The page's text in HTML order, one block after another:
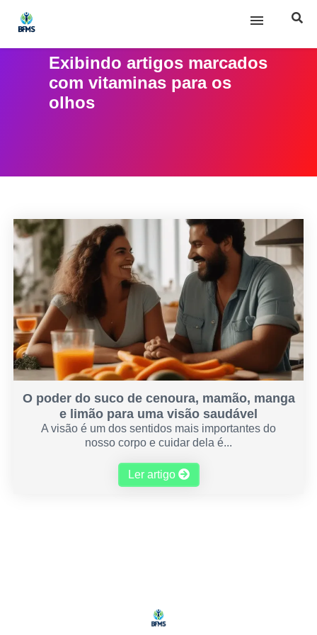
Sobre nós
Exibindo artigos marcados
com vitaminas para os
olhos
O poder do suco de cenoura, mamão, manga
e limão para uma visão saudável
A visão é um dos sentidos mais importantes do
nosso corpo e cuidar dela é...
Ler artigo